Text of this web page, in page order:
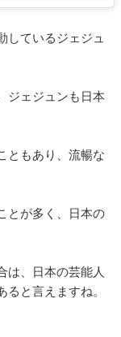
しているジェジュ
ジェジュンも日本
ともあり、流暢な
とが多く、日本の
は、日本の芸能人
と言えますね。